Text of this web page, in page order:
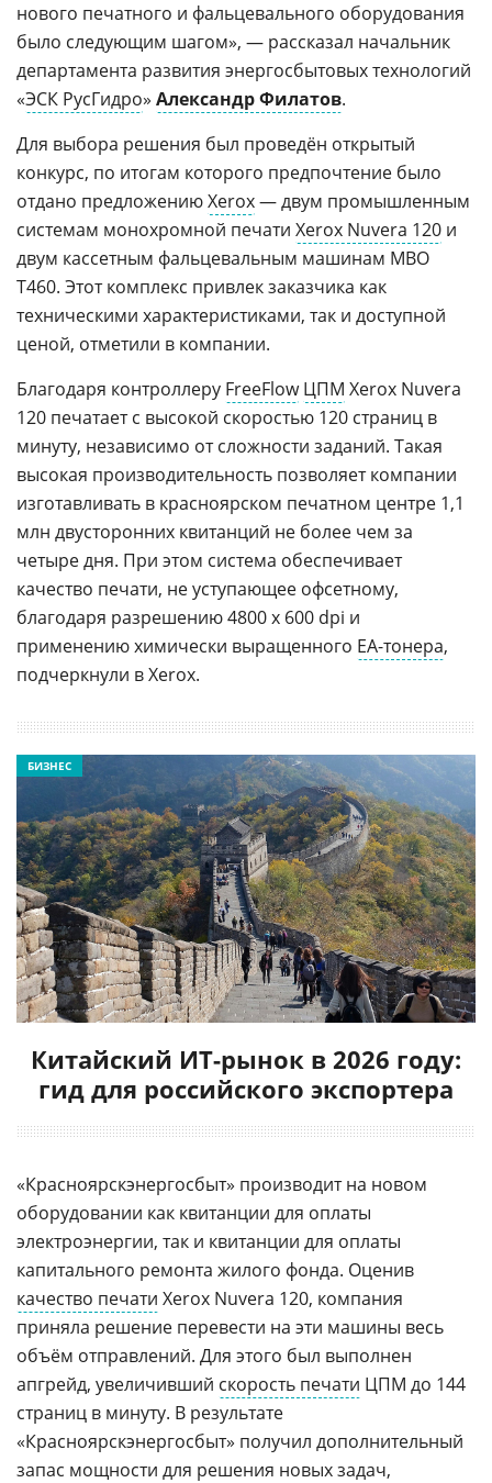
нового печатного и фальцевального оборудования
было следующим шагом», — рассказал начальник
департамента развития энергосбытовых технологий
«ЭСК РусГидро» Александр Филатов.
Для выбора решения был проведён открытый
конкурс, по итогам которого предпочтение было
отдано предложениюXerox— двум промышленным
системам монохромной печати Xerox Nuvera 120 и
двум кассетным фальцевальным машинам MBO
T460. Этот комплекс привлек заказчика как
техническими характеристиками, так и доступной
ценой, отметили в компании.
Благодаря контроллеру FreeFlow ЦПМ Xerox Nuvera
120 печатает с высокой скоростью 120 страниц в
минуту, независимо от сложности заданий. Такая
высокая производительность позволяет компании
изготавливать в красноярском печатном центре 1,1
млн двусторонних квитанций не более чем за
четыре дня. При этом система обеспечивает
качество печати, не уступающее офсетному,
благодаря разрешению 4800 х 600 dpi и
применению химически выращенного EA-тонера,
подчеркнули в Xerox.
Китайский ИТ-рынок в 2026 году:
гид для российского экспортера
БИЗНЕС
«Красноярскэнергосбыт» производит на новом
оборудовании как квитанции для оплаты
электроэнергии, так и квитанции для оплаты
капитального ремонта жилого фонда. Оценив
качество печати Xerox Nuvera 120, компания
приняла решение перевести на эти машины весь
объём отправлений. Для этого был выполнен
апгрейд, увеличивший скорость печати ЦПМ до 144
страниц в минуту. В результате
«Красноярскэнергосбыт» получил дополнительный
запас мощности для решения новых задач,